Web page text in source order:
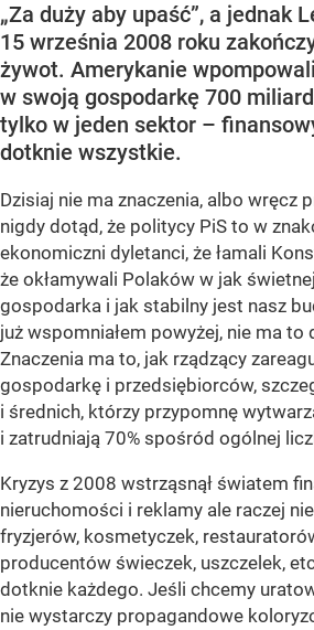
„Za duży aby upaść”, a jednak
15 września 2008 roku
żywot. Amerykanie
w swoją gospodarkę 700
tylko w jeden sektor –
dotknie wszystkie.
Dzisiaj nie ma znaczenia, albo wręcz
nigdy dotąd, że politycy PiS to w
ekonomiczni dyletanci, że łamali
że okłamywali Polaków w jak
gospodarka i jak stabilny jest nasz
już wspomniałem powyżej, nie ma to
Znaczenia ma to, jak rządzący
gospodarkę i przedsiębiorców,
i średnich, którzy przypomnę
i zatrudniają 70% spośród ogólnej
Kryzys z 2008 wstrząsnął światem
nieruchomości i reklamy ale raczej
fryzjerów, kosmetyczek,
producentów świeczek, uszczelek,
dotknie każdego. Jeśli chcemy
nie wystarczy propagandowe